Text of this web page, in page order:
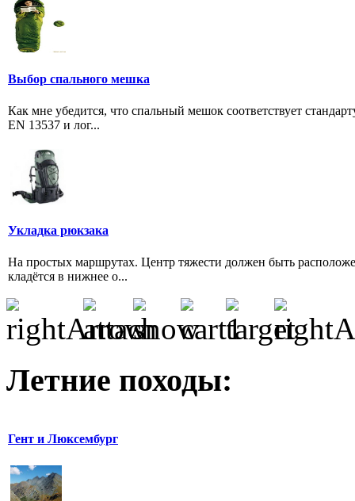
Выбор спального мешка
Как мне убедится, что спальный мешок соответствует
EN 13537 и лог...
Укладка рюкзака
На простых маршрутах. Центр тяжести должен быть
кладётся в нижнее о...
Летние походы:
Гент и Люксембург